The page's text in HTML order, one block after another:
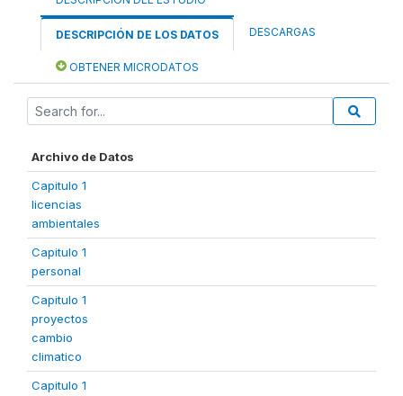
DESCRIPCIÓN DE LOS DATOS DESCARGAS
OBTENER MICRODATOS
Archivo de Datos
Capitulo 1
licencias
ambientales
Capitulo 1
personal
Capitulo 1
proyectos
cambio
climatico
Capitulo 1